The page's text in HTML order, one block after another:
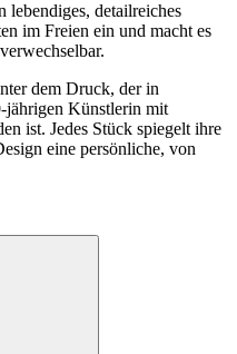
lebendiges, detailreiches
im Freien ein und macht es
dem Druck, der in
jährigen Künstlerin mit
ist. Jedes Stück spiegelt ihre
eine persönliche, von